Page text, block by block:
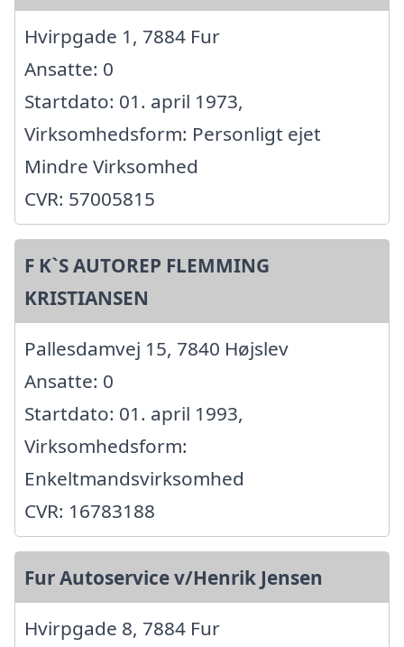
Hvirpgade 1, 7884 Fur
Ansatte: 0
Startdato: 01. april 1973,
Virksomhedsform: Personligt ejet
Mindre Virksomhed
CVR: 57005815
F K`S AUTOREP FLEMMING
KRISTIANSEN
Pallesdamvej 15, 7840 Højslev
Ansatte: 0
Startdato: 01. april 1993,
Virksomhedsform:
Enkeltmandsvirksomhed
CVR: 16783188
Fur Autoservice v/Henrik Jensen
Hvirpgade 8, 7884 Fur